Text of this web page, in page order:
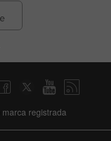
registrada